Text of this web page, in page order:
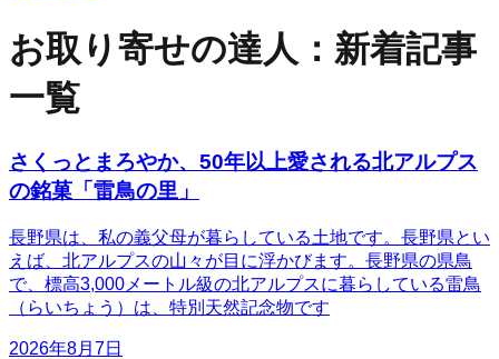
お取り寄せの達人：新着記事
一覧
さくっとまろやか、50年以上愛される北アルプス
の銘菓「雷鳥の里」
長野県は、私の義父母が暮らしている土地です。長野県とい
えば、北アルプスの山々が目に浮かびます。長野県の県鳥
で、標高3,000メートル級の北アルプスに暮らしている雷鳥
（らいちょう）は、特別天然記念物です
2026年8月7日